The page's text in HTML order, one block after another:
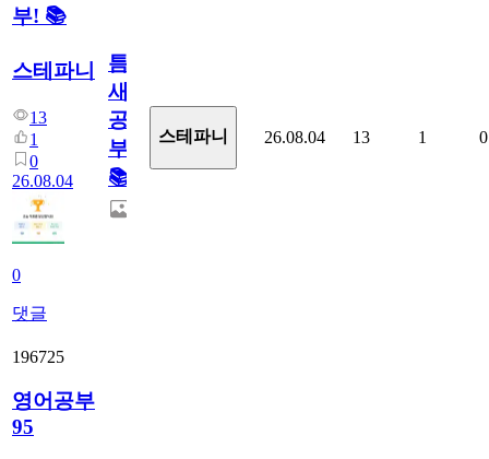
부! 📚
스테파니
13
1
0
26.08.04
0
댓글
틈
새
공
부!
📚
스테파니 26.08.04 13 1 0
196725
영어공부
95